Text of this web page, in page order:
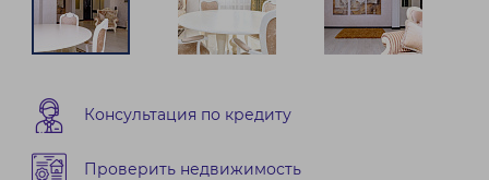
Консультация по кредиту
Проверить недвижимость